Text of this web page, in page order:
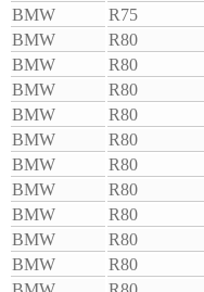
BMW
R75
BMW
R80
BMW
R80
BMW
R80
BMW
R80
BMW
R80
BMW
R80
BMW
R80
BMW
R80
BMW
R80
BMW
R80